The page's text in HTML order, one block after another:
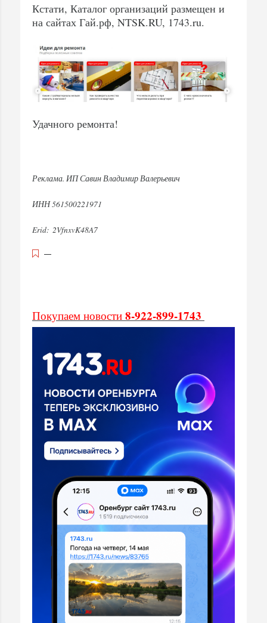
Кстати, Каталог организаций размещен и
на сайтах Гай.рф, NTSK.RU, 1743.ru.
Удачного ремонта!
Реклама. ИП Савин Владимир Валерьевич
ИНН 561500221971
Erid: 2VfnxvK48A7
—
Покупаем новости 8-922-899-1743